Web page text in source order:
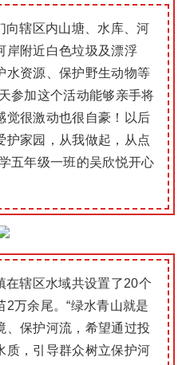
向辖区内山塘、水库、河
岸附近白色垃圾及漂浮
水资源、保护野生动物等
参加这个活动能够亲手将
觉很激动也很自豪！以后
护家园，从我做起，从点
五年级一班的吴欣悦开心
在辖区水域共设置了20个
万余尾。“绿水青山就是
、保护河流，希望通过投
质，引导群众树立保护河